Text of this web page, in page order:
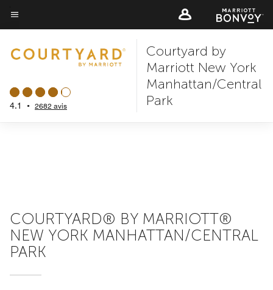
Skip
to
content
Texte du menu
4.1 • 2682 avis
Courtyard by
Marriott New York
Manhattan/Central
Park
COURTYARD® BY MARRIOTT®
NEW YORK MANHATTAN/CENTRAL
PARK